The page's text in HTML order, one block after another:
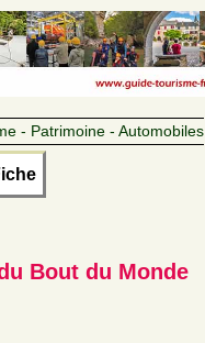
- Patrimoine - Automobiles
Bout du Monde